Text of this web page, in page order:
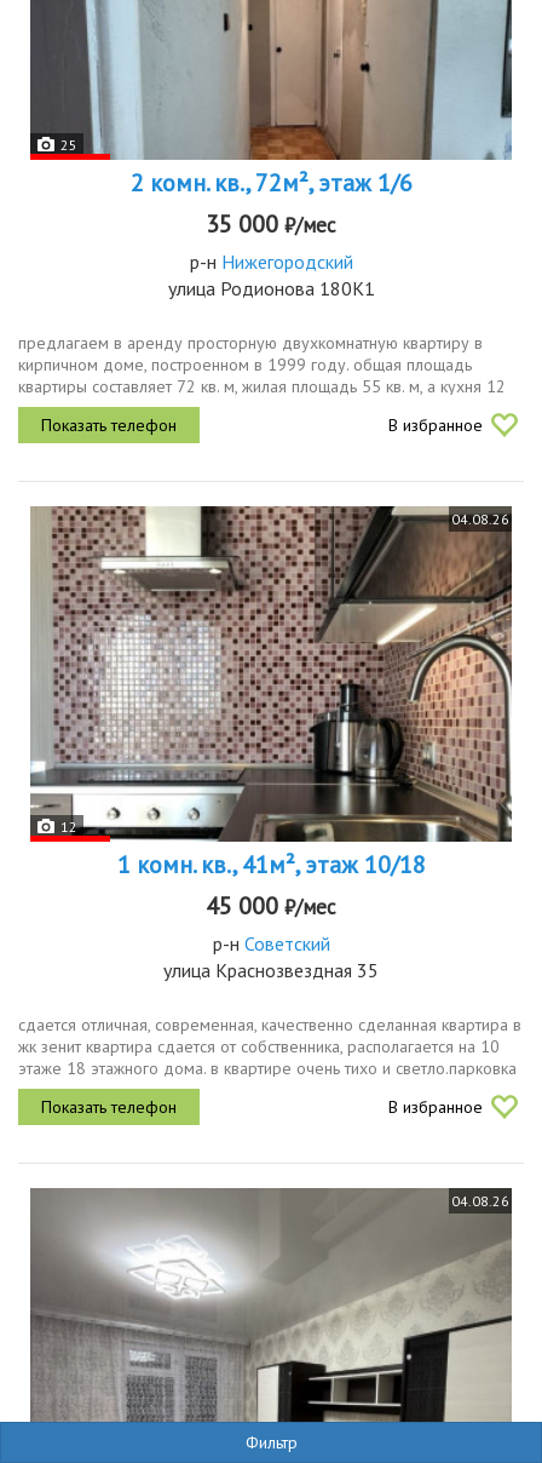
Фильтр
25
2 комн. кв., 72м², этаж 1/6
35 000 ₽/мес
р-н Нижегородский
улица Родионова 180К1
предлагаем в аренду просторную двухкомнатную квартиру в
кирпичном доме, построенном в 1999 году. общая площадь
квартиры составляет 72 кв. м, жилая площадь 55 кв. м, а кухня 12
кв. м. квартира расположена на первом этаже шестиэтажного
дома, окна...
В избранное
04.08.26
12
1 комн. кв., 41м², этаж 10/18
45 000 ₽/мес
р-н Советский
улица Краснозвездная 35
сдается отличная, современная, качественно сделанная квартира в
жк зенит квартира сдается от собственника, располагается на 10
этаже 18 этажного дома. в квартире очень тихо и светло.парковка
во дворе,всегда есть места. в квартире достаточно большая...
В избранное
04.08.26